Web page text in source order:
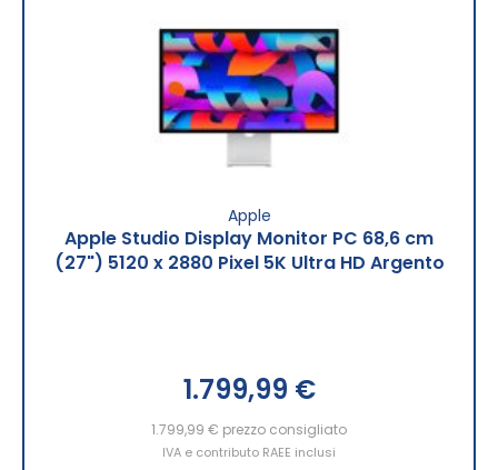
Apple
Apple Studio Display Monitor PC 68,6 cm
(27") 5120 x 2880 Pixel 5K Ultra HD Argento
1.799,99 €
1.799,99 € prezzo consigliato
IVA e contributo RAEE inclusi